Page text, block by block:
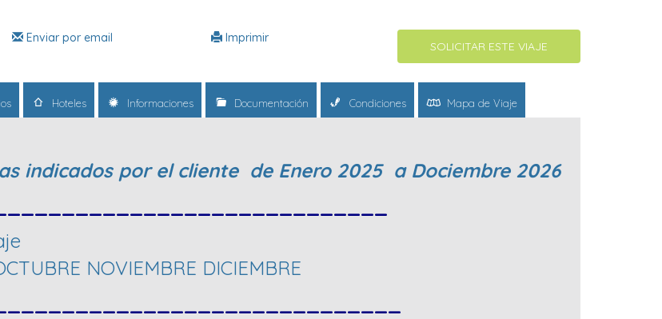
SOLICITAR ESTE VIAJE
Imprimir
Enviar por email
Hoteles Informaciones Documentación Condiciones Mapa de Viaje
indicados por el cliente de Enero 2025 a Dociembre 2026
NOVIEMBRE DICIEMBRE